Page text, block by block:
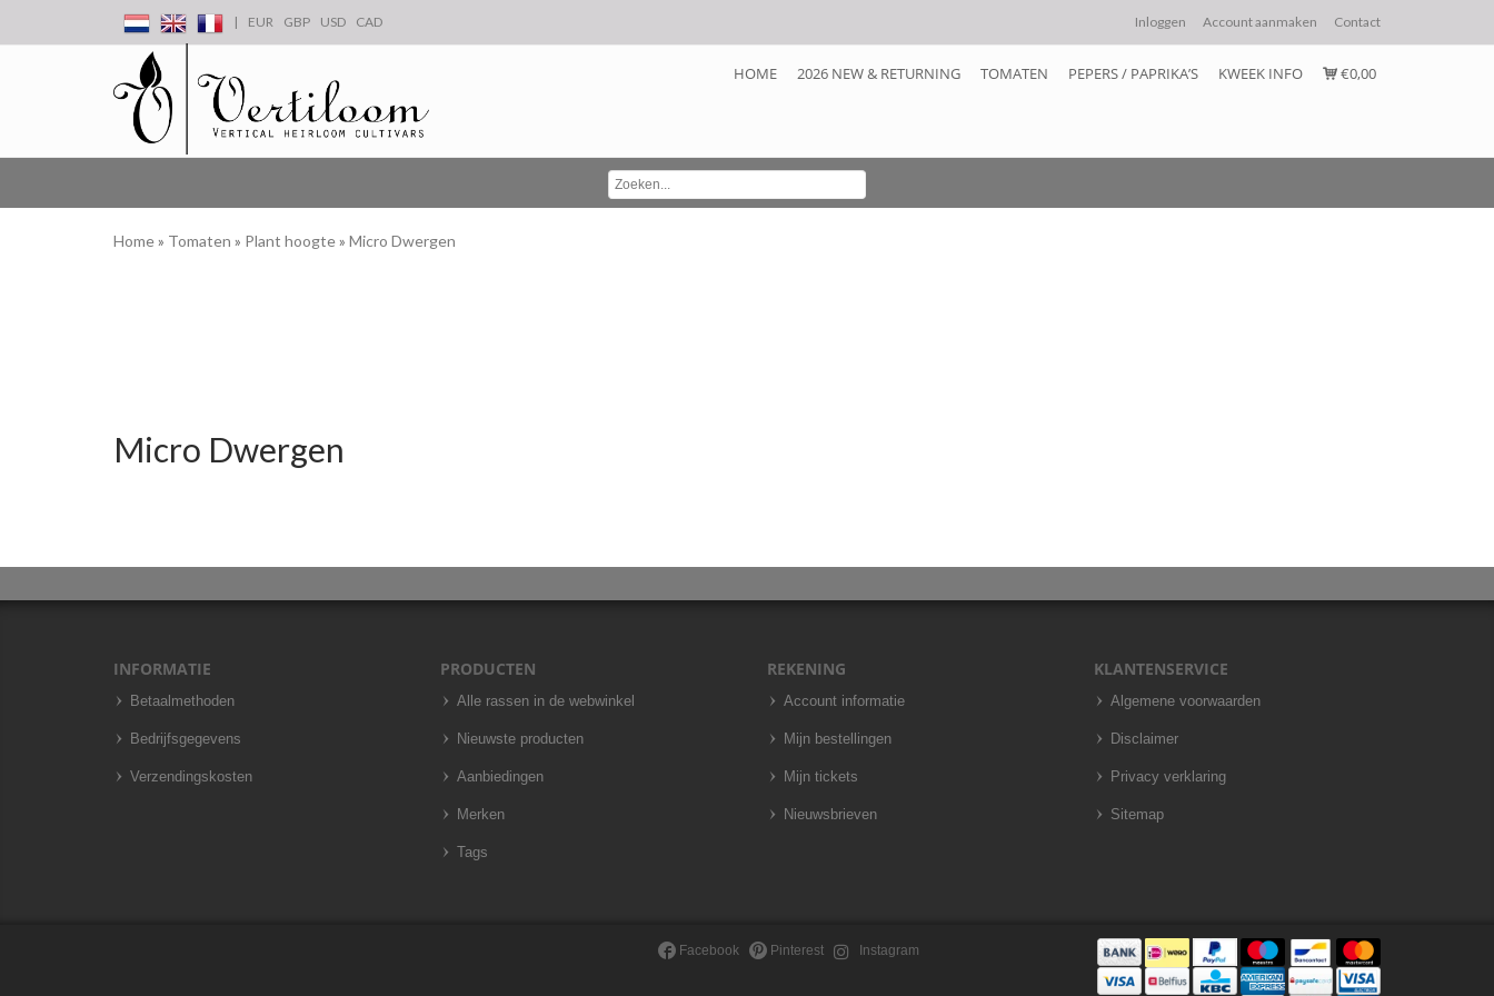
| EUR GBP USD CAD Inloggen Account aanmaken Contact
HOME 2026 NEW & RETURNING TOMATEN PEPERS / PAPRIKA’S KWEEK INFO €0,00
Home» Tomaten » Plant hoogte» Micro Dwergen
Micro Dwergen
INFORMATIE
Betaalmethoden
Bedrijfsgegevens
Verzendingskosten
PRODUCTEN
Alle rassen in de webwinkel
Nieuwste producten
Aanbiedingen
Merken
Tags
REKENING
Account informatie
Mijn bestellingen
Mijn tickets
Nieuwsbrieven
KLANTENSERVICE
Algemene voorwaarden
Disclaimer
Privacy verklaring
Sitemap
Facebook Pinterest Instagram